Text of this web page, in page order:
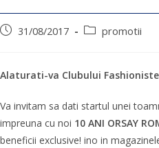
31/08/2017 promotii
Alaturati-va Clubului
Va invitam sa dati startul unei
impreuna cu noi 10 ANI ORSAY
beneficii exclusive! ino in